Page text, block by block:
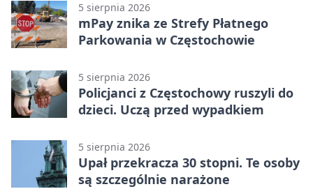
5 sierpnia 2026
mPay znika ze Strefy Płatnego
Parkowania w Częstochowie
5 sierpnia 2026
Policjanci z Częstochowy ruszyli do
dzieci. Uczą przed wypadkiem
5 sierpnia 2026
Upał przekracza 30 stopni. Te osoby
są szczególnie narażone